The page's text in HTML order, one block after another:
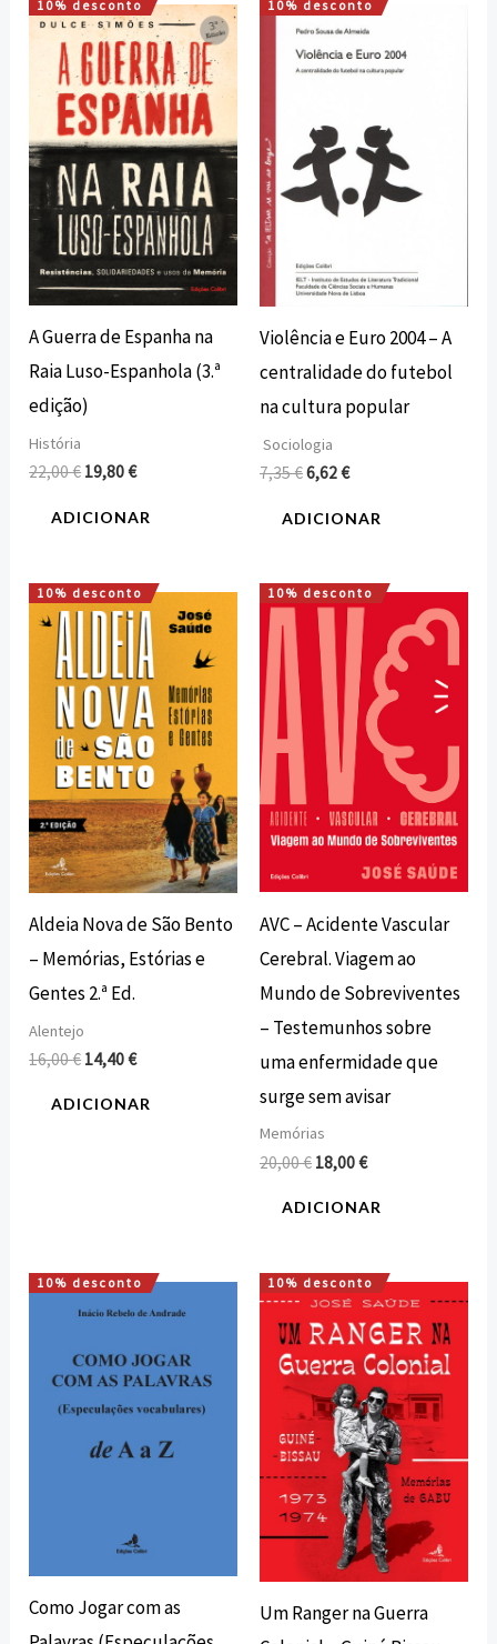
10% desconto
A Guerra de Espanha na
Raia Luso-Espanhola (3.ª
edição)
História
22,00€
O
preço
original
era:
22,00 €.
19,80€
O
preço
atual
é:
19,80 €.
ADICIONAR
10% desconto
Violência e Euro 2004 – A
centralidade do futebol
na cultura popular
Sociologia
7,35€
O
preço
original
era:
6,62€
O
preço
atual
é:
ADICIONAR
10% desconto
Aldeia Nova de São Bento
– Memórias, Estórias e
Gentes 2.ª Ed.
Alentejo
16,00€
O
preço
original
16,00 €.
14,40€
O
preço
atual
é:
14,40 €.
ADICIONAR
10% desconto
AVC – Acidente Vascular
Cerebral. Viagem ao
Mundo de Sobreviventes
– Testemunhos sobre
uma enfermidade que
surge sem avisar
Memórias
20,00€
O
preço
original
era:
20,00 €.
18,00€
O
preço
atual
é:
18,00 €.
ADICIONAR
10% desconto
Como Jogar com as
O
preço
era:
12,00 €.
O
preço
é:
10,80 €.
10% desconto
Um Ranger na Guerra
O
preço
original
era:
16,00 €.
O
preço
atual
é:
14,40 €.